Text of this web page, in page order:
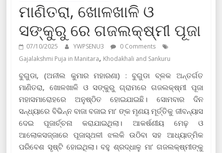
ମାଣିତରା, ଖୋଳଖାଳି ଓ
ସଙ୍କୁରୁ ରେ ଗଜଲକ୍ଷ୍ମୀ ପୂଜା
07/10/2025 YWPSENU3
0 Comments
Gajalakshmi Puja in Manitara, Khodakhali and Sankuru
ବୁଗୁଡା, (ଅନୀଲ କୁମାର ମହାରଣା) : ବୁଗୁଡା ବ୍ଳକ ଅନ୍ତର୍ଗତ
ମାଣିତରା, ଖୋଳଖାଳି ଓ ସଙ୍କୁରୁ ଗ୍ରାମରେ ଗଜଲକ୍ଷ୍ମୀ ପୂଜା
ମହାସମାରୋହରେ ଅନୁଷ୍ଠିତ ହୋଇଯାଇଛି। ସୋମବାର ଦିନ
ସନ୍ଧ୍ୟାରେ ବିଭିନ୍ନ ବାଜା ବଜାଇ ମା’ ଙ୍କ ମୃଣୟ ମୂର୍ତ୍ତିକୁ ଜୀବନ୍ୟାସ
ଦେଇ ପୂଜାର୍ଚ୍ଚନା କରାଯାଇଥିଲା। ଆକର୍ଷଣୀୟ ମେଢ଼ ଓ
ଆଲୋକସଜ୍ଜାରେ ପୂଜାସ୍ଥଳୀ ଝଲକି ଉଠିବା ସହ ଆଧ୍ୟାତ୍ମିକ
ପରିବେଶ ସୃଷ୍ଟି ହୋଇଥିଲା। ବହୁ ଶ୍ରଦ୍ଧାଳୁ ମା’ ଗଜଲକ୍ଷ୍ମୀଙ୍କୁ